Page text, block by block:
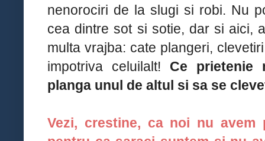
nenorociri de la slugi si robi. Nu
cea dintre sot si sotie, dar si aici,
multa vrajba: cate plangeri,
impotriva celuilalt! Ce prietenie
planga unul de altul si sa se
Vezi, crestine, ca noi nu avem